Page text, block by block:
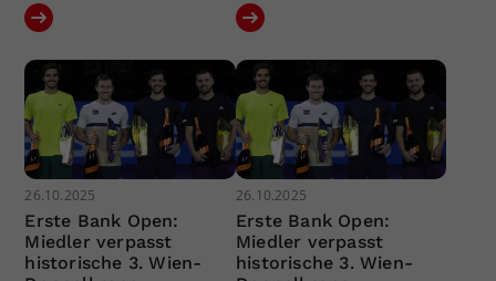
26.10.2025
Erste Bank Open:
Miedler verpasst
historische 3. Wien-
26.10.2025
Erste Bank Open:
Miedler verpasst
historische 3. Wien-